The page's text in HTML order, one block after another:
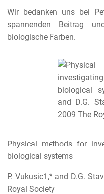
Wir bedanken uns bei
spannenden Beitrag
biologische Farben.
Physical methods for
biological systems
P. Vukusic1,* and D.G.
Royal Society